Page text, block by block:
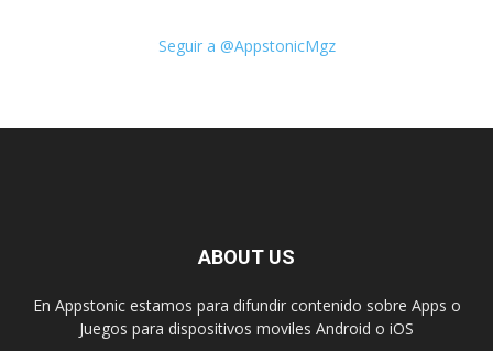
Seguir a @AppstonicMgz
ABOUT US
En Appstonic estamos para difundir contenido sobre Apps o
Juegos para dispositivos moviles Android o iOS